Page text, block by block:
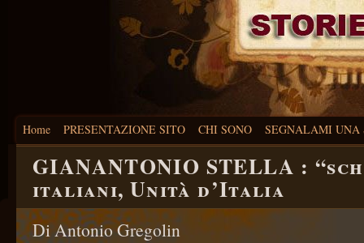
Home PRESENTAZIONE SITO CHI SONO SEGNALAMI UNA
GIANANTONIO STELLA :
italiani, Unità d’Italia
Di Antonio